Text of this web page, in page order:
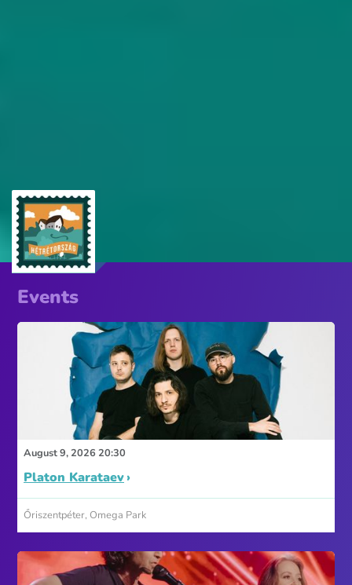
Events
August 9, 2026 20:30
Platon Karataev
Őriszentpéter, Omega Park